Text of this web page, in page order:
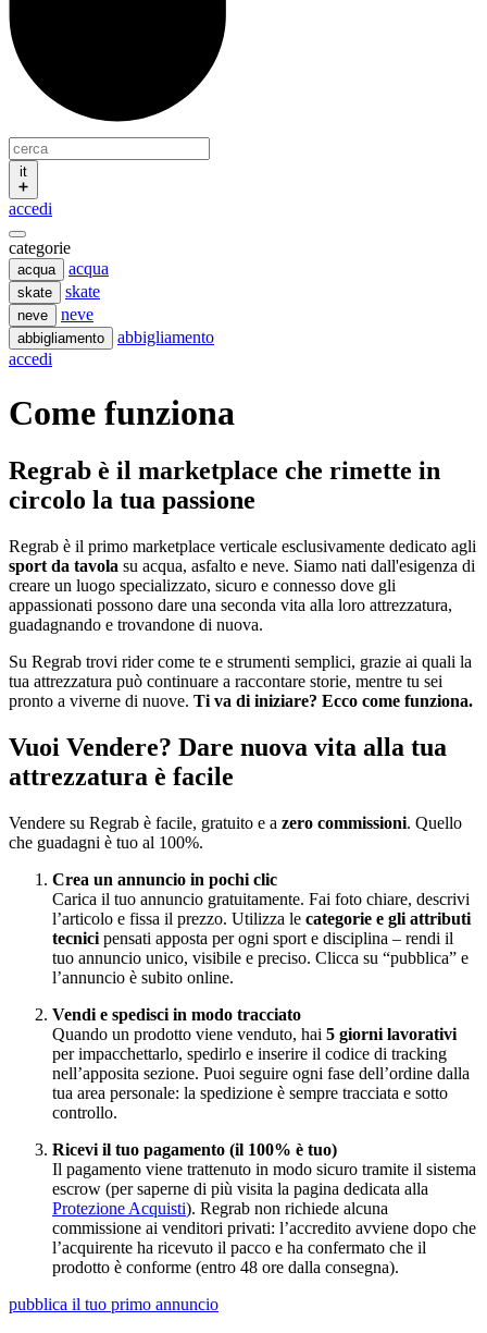
it
accedi
categorie
acqua acqua
skate skate
neve neve
abbigliamento
abbigliamento
accedi
Come funziona
Regrab è il marketplace che rimette in
circolo la tua passione
Regrab è il primo marketplace verticale esclusivamente dedicato agli
sport da tavola su acqua, asfalto e neve. Siamo nati dall'esigenza di
creare un luogo specializzato, sicuro e connesso dove gli
appassionati possono dare una seconda vita alla loro attrezzatura,
guadagnando e trovandone di nuova.
Su Regrab trovi rider come te e strumenti semplici, grazie ai quali la
tua attrezzatura può continuare a raccontare storie, mentre tu sei
pronto a viverne di nuove. Ti va di iniziare? Ecco come funziona.
Vuoi Vendere? Dare nuova vita alla tua
attrezzatura è facile
Vendere su Regrab è facile, gratuito e a zero commissioni. Quello
che guadagni è tuo al 100%.
Crea un annuncio in pochi clic
Carica il tuo annuncio gratuitamente. Fai foto chiare, descrivi
l’articolo e fissa il prezzo. Utilizza le categorie e gli attributi
tecnici pensati apposta per ogni sport e disciplina – rendi il
tuo annuncio unico, visibile e preciso. Clicca su “pubblica” e
l’annuncio è subito online.
Vendi e spedisci in modo tracciato
Quando un prodotto viene venduto, hai 5 giorni lavorativi
per impacchettarlo, spedirlo e inserire il codice di tracking
nell’apposita sezione. Puoi seguire ogni fase dell’ordine dalla
tua area personale: la spedizione è sempre tracciata e sotto
controllo.
Ricevi il tuo pagamento (il 100% è tuo)
Il pagamento viene trattenuto in modo sicuro tramite il sistema
escrow (per saperne di più visita la pagina dedicata alla
Protezione Acquisti). Regrab non richiede alcuna
commissione ai venditori privati: l’accredito avviene dopo che
l’acquirente ha ricevuto il pacco e ha confermato che il
prodotto è conforme (entro 48 ore dalla consegna).
pubblica il tuo primo annuncio